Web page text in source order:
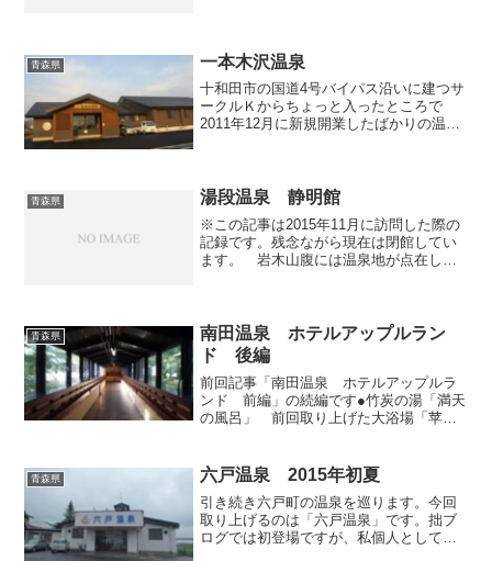
が、調べてみても浴場ら...
青森県 一本木沢温泉
十和田市の国道4号バイパス沿いに建つサ
ークルＫからちょっと入ったところで
2011年12月に新規開業したばかりの温泉
てレポートされている...
青森県 湯段温泉 静明館
※この記事は2015年11月に訪問した際の
記録です。残念ながら現在は閉館してい
ます。 岩木山腹には温泉地が点在して
で賑わいますが、そ...
青森県
南田温泉 ホテルアップルラン
ド 後編
前回記事「南田温泉 ホテルアップルラ
ンド 前編」の続編です●竹炭の湯「満天
の風呂」 前回取り上げた大浴場「苹果
下を歩いて、次の目的地である「満天の
風呂」へと向かいます。...
青森県 六戸温泉 2015年初夏
引き続き六戸町の温泉を巡ります。今回
取り上げるのは「六戸温泉」です。拙ブ
ログでは初登場ですが、私個人としては5